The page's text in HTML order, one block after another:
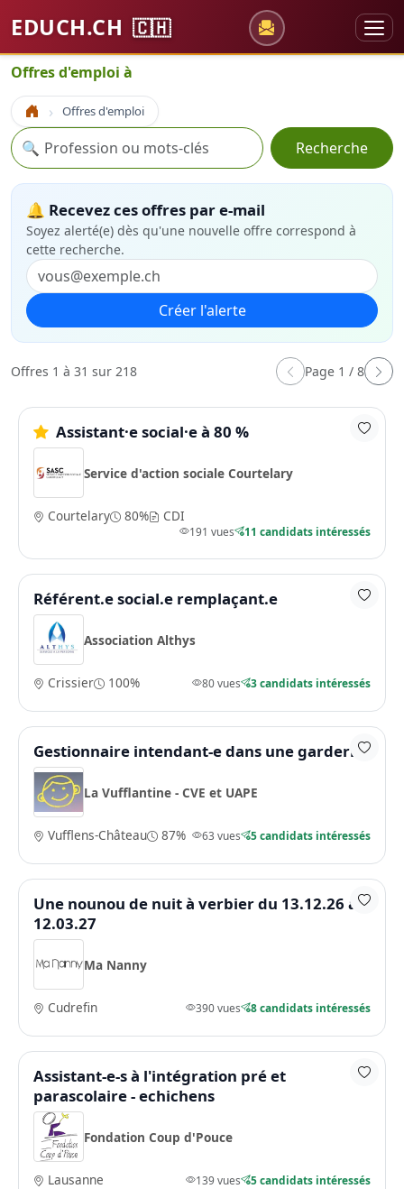
EDUCH.CH 🇨🇭
Offres d'emploi à
Accueil Offres d'emploi
Recherche
🔍 Recherche
🔔 Recevez ces offres par e-mail
Soyez alerté(e) dès qu'une nouvelle offre correspond à
cette recherche.
Créer l'alerte
Offres 1 à 31 sur 218 Page 1 / 8
Assistant·e social·e à 80 %
Service d'action sociale Courtelary
Courtelary 80% CDI
191 vues 11 candidats intéressés
Référent.e social.e remplaçant.e
Association Althys
Crissier 100% 80 vues 3 candidats intéressés
Gestionnaire intendant-e dans une garderie
La Vufflantine - CVE et UAPE
Vufflens-Château 87% 63 vues 5 candidats intéressés
Une nounou de nuit à verbier du 13.12.26 au
12.03.27
Ma Nanny
Cudrefin 390 vues 8 candidats intéressés
Assistant-e-s à l'intégration pré et
parascolaire - echichens
Fondation Coup d'Pouce
Lausanne 139 vues 5 candidats intéressés